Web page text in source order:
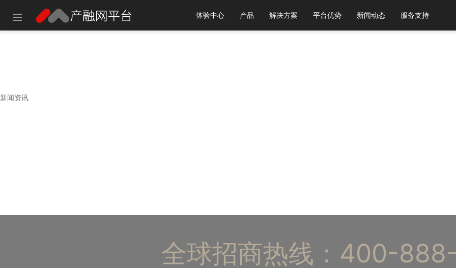
建议使用以下浏览器，以获得最佳体验。 Chrome 31+ 谷歌浏览器 Firefox 30+ 火狐
体验中心 产品 解决方案 平台优势 新闻动态 服务支持
新闻资讯
全球招商热线：400-